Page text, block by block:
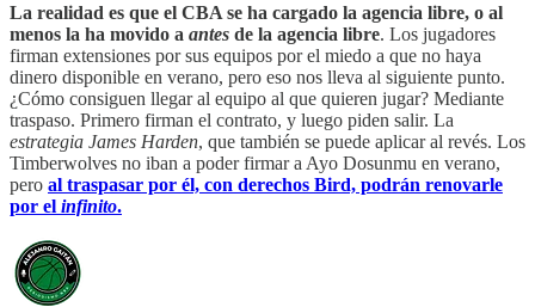
La realidad es que el CBA se ha cargado la agencia libre, o al
menos la ha movido a antes de la agencia libre. Los jugadores
firman extensiones por sus equipos por el miedo a que no haya
dinero disponible en verano, pero eso nos lleva al siguiente punto.
¿Cómo consiguen llegar al equipo al que quieren jugar? Mediante
traspaso. Primero firman el contrato, y luego piden salir. La
estrategia James Harden, que también se puede aplicar al revés. Los
Timberwolves no iban a poder firmar a Ayo Dosunmu en verano,
pero al traspasar por él, con derechos Bird, podrán renovarle
por el infinito.